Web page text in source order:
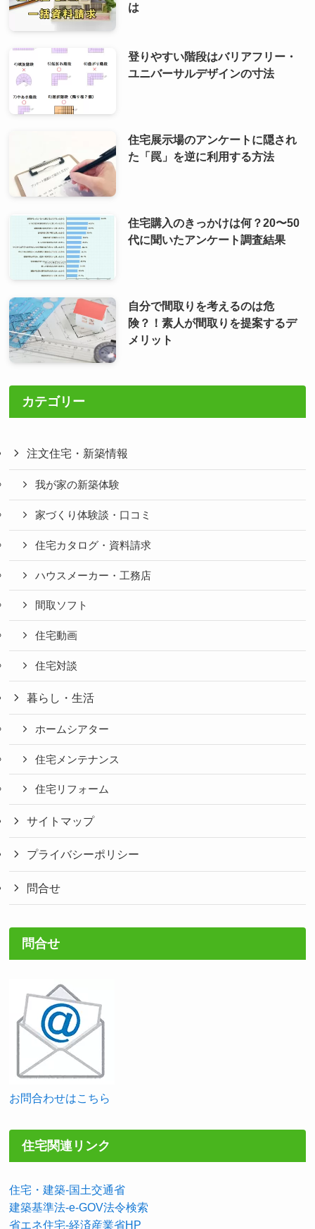
は
登りやすい階段はバリアフリー・
ユニバーサルデザインの寸法
住宅展示場のアンケートに隠され
た「罠」を逆に利用する方法
住宅購入のきっかけは何？20〜50
代に聞いたアンケート調査結果
自分で間取りを考えるのは危
険？！素人が間取りを提案するデ
メリット
カテゴリー
注文住宅・新築情報
我が家の新築体験
家づくり体験談・口コミ
住宅カタログ・資料請求
ハウスメーカー・工務店
間取ソフト
住宅動画
住宅対談
暮らし・生活
ホームシアター
住宅メンテナンス
住宅リフォーム
サイトマップ
プライバシーポリシー
問合せ
問合せ
お問合わせはこちら
住宅関連リンク
住宅・建築-国土交通省
建築基準法-e-GOV法令検索
省エネ住宅-経済産業省HP